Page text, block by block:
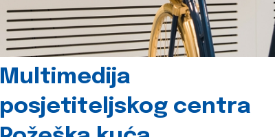
Multimedija
posjetiteljskog centra